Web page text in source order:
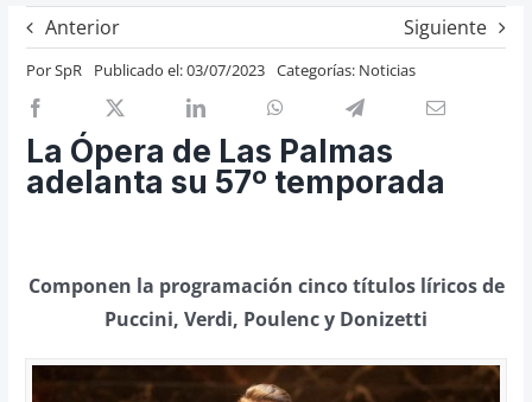
Crítica
Previos de ópera
Recomendación
Cosas de Beckmesser
Anterior Siguiente
PorSpR Publicado el: 03/07/2023 Categorías: Noticias
La Ópera de Las Palmas
adelanta su 57º temporada
Componen la programación cinco títulos líricos de
Puccini, Verdi, Poulenc y Donizetti